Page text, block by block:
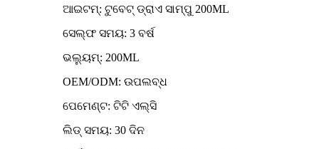
ଆଇଟମ୍: ଟୁବେଟ୍ ଡ୍ରାଏ ସାମ୍ପୁ 200ML
ସେଲ୍ଫ ସମୟ: 3 ବର୍ଷ
ଭଲ୍ୟୁମ୍: 200ML
OEM/ODM: ଉପଲବ୍ଧ
ପେମେଣ୍ଟ: ଟିଟି ଏଲ୍ସି
ଲିଡ୍ ସମୟ: 30 ଦିନ